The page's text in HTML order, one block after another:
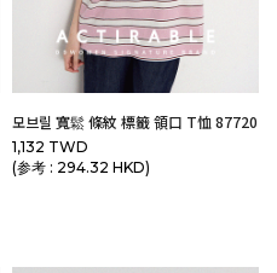
모브릴 寬鬆 條紋 標籤 領口 T恤 87720
1,132 TWD
(参考 : 294.32 HKD)